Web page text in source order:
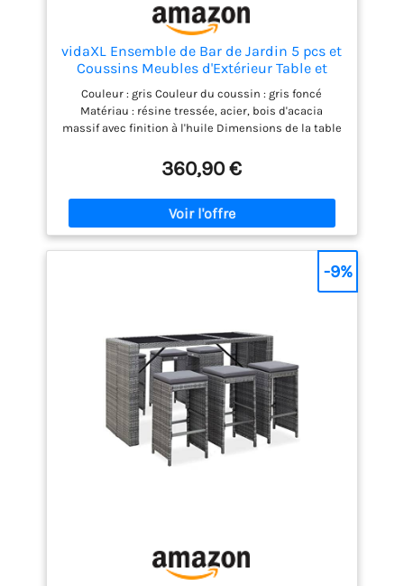
vidaXL Ensemble de Bar de Jardin 5 pcs et
Coussins Meubles d'Extérieur Table et
Chaises de Patio Salon de Jardin Terrasse
Résine Tressée Gris
Couleur : gris Couleur du coussin : gris foncé
Matériau : résine tressée, acier, bois d'acacia
massif avec finition à l'huile Dimensions de la table
: 50 x 48 x 100 cm (l x P x H)
360,90 €
-9%